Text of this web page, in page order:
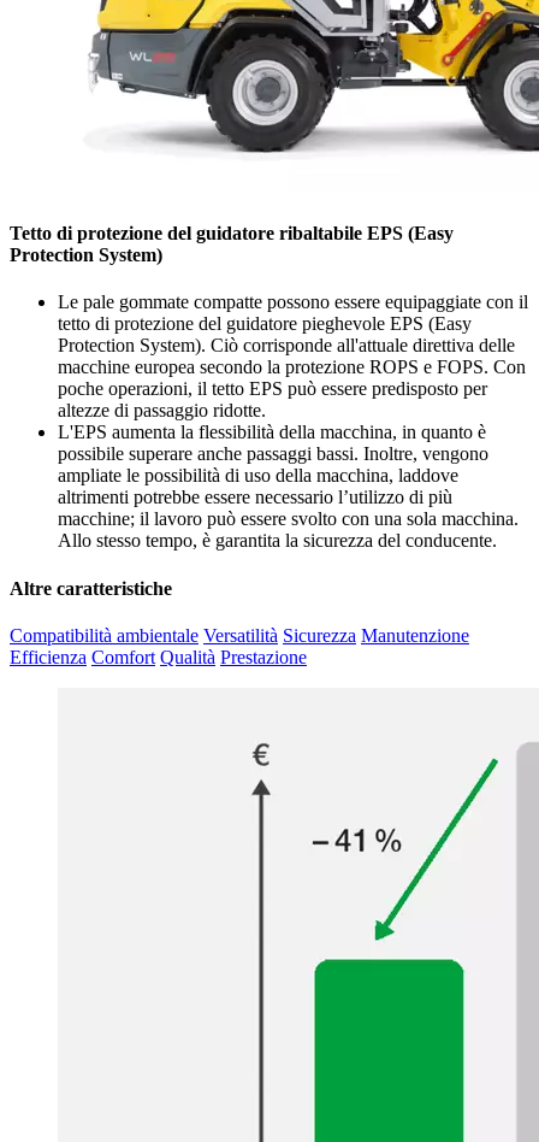
Tetto di protezione del guidatore ribaltabile EPS (Easy
Protection System)
Le pale gommate compatte possono essere equipaggiate con il
tetto di protezione del guidatore pieghevole EPS (Easy
Protection System). Ciò corrisponde all'attuale direttiva delle
macchine europea secondo la protezione ROPS e FOPS. Con
poche operazioni, il tetto EPS può essere predisposto per
altezze di passaggio ridotte.
L'EPS aumenta la flessibilità della macchina, in quanto è
possibile superare anche passaggi bassi. Inoltre, vengono
ampliate le possibilità di uso della macchina, laddove
altrimenti potrebbe essere necessario l’utilizzo di più
macchine; il lavoro può essere svolto con una sola macchina.
Allo stesso tempo, è garantita la sicurezza del conducente.
Altre caratteristiche
Compatibilità ambientale Versatilità Sicurezza Manutenzione
Efficienza Comfort Qualità Prestazione